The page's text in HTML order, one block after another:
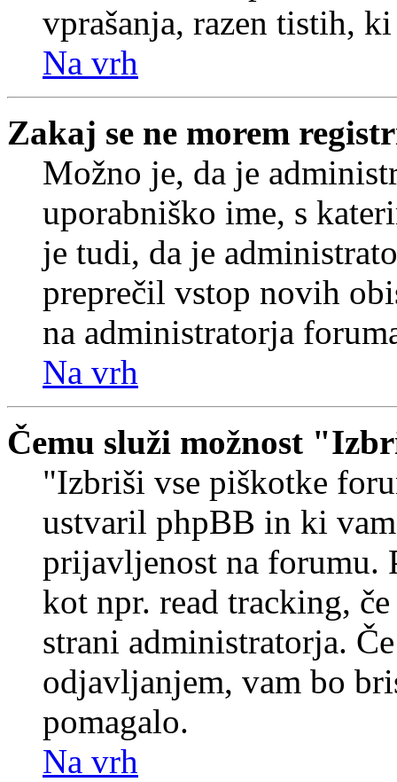
vprašanja, razen tistih,
Na vrh
Zakaj se ne morem
Možno je, da je
uporabniško ime, s
je tudi, da je
preprečil vstop novih
na administratorja
Na vrh
Čemu služi možnost
"Izbriši vse piškotke
ustvaril phpBB in ki
prijavljenost na forumu.
kot npr. read tracking,
strani administratorja.
odjavljanjem, vam bo
pomagalo.
Na vrh